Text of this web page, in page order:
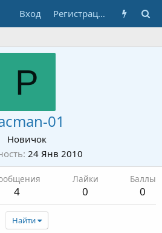
Вход Регистрация
P
01
Новичок
24 Янв 2010
4
Лайки
0
Баллы
0
Найти